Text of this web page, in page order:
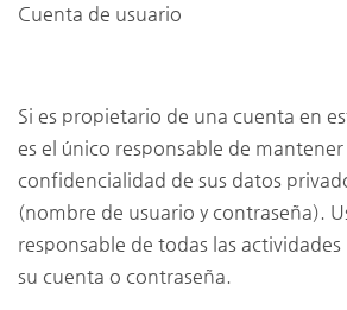
Cuenta de usuario
Si es propietario de una cuenta en
es el único responsable de mantener
confidencialidad de sus datos
(nombre de usuario y contraseña).
responsable de todas las
su cuenta o contraseña.